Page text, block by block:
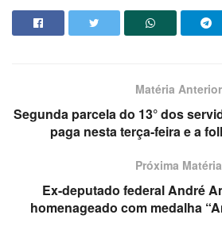
juros, era de R$ 216.989,25.
julgamento pela irregularidade das
em débito e na aplicação de multa”,
acórdão.
Matéria Anterior
Segunda parcela do 13° dos
paga nesta terça-feira e a
Próxima Matéria
Ex-deputado federal André
homenageado com medalha